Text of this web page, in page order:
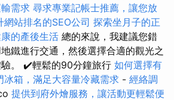
需求 尋求專業記帳士推薦，讓您放
網站排名的SEO公司 探索坐月子的正
的產後生活 總的來說，我建議您錯
鐵進行交通，然後選擇合適的觀光之
。 ✔️輕鬆的90分鐘旅行 如何選擇有
冰箱，滿足大容量冷藏需求 - 經絡調
提供到府外燴服務，讓活動更輕鬆便